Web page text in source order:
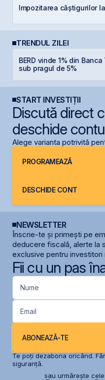
Impozitarea câștigurilor
TRENDUL ZILEI
BERD vinde 1% din
sub pragul de 5%
START INVESTIȚII
Discută direct
deschide
Alege varianta potrivită
PROGRAMEAZĂ
DESCHIDE CONT
NEWSLETTER
Înscrie-te și primești pe
deducere fiscală, alerte la
exclusive pentru investitori
Fii cu un pas
Nume
Email
ABONEAZĂ-TE
Te poți dezabona oricând.
siguranță.
sau urmărește